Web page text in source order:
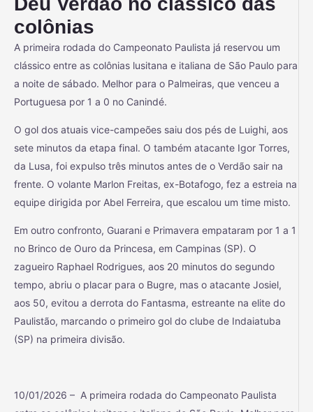
colônias
A primeira rodada do Campeonato Paulista já reservou um
clássico entre as colônias lusitana e italiana de São Paulo para
a noite de sábado. Melhor para o Palmeiras, que venceu a
Portuguesa por 1 a 0 no Canindé.
O gol dos atuais vice-campeões saiu dos pés de Luighi, aos
sete minutos da etapa final. O também atacante Igor Torres,
da Lusa, foi expulso três minutos antes de o Verdão sair na
frente. O volante Marlon Freitas, ex-Botafogo, fez a estreia na
equipe dirigida por Abel Ferreira, que escalou um time misto.
Em outro confronto, Guarani e Primavera empataram por 1 a 1
no Brinco de Ouro da Princesa, em Campinas (SP). O
zagueiro Raphael Rodrigues, aos 20 minutos do segundo
tempo, abriu o placar para o Bugre, mas o atacante Josiel,
aos 50, evitou a derrota do Fantasma, estreante na elite do
Paulistão, marcando o primeiro gol do clube de Indaiatuba
(SP) na primeira divisão.
10/01/2026 – A primeira rodada do Campeonato Paulista